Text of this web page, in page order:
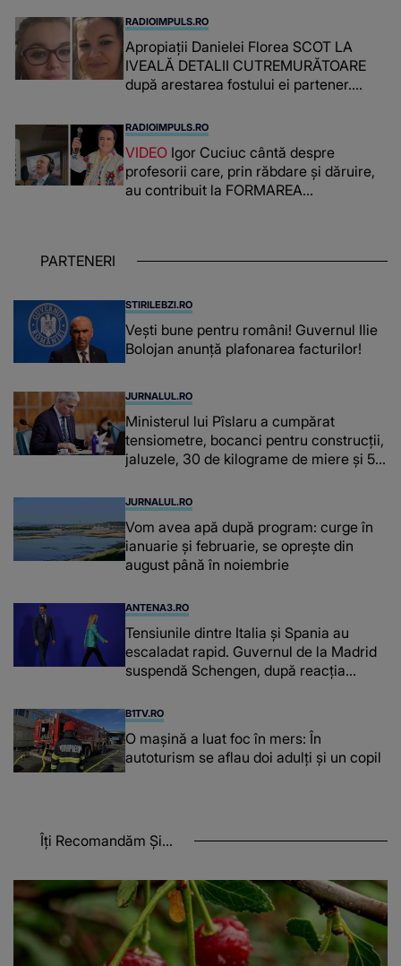
RADIOIMPULS.RO
Apropiații Danielei Florea SCOT LA
IVEALĂ DETALII CUTREMURĂTOARE
după arestarea fostului ei partener.
românca ucisă în Italia și ascunsă în
lada unui pat: " Îmi pare rău că nu am
reușit să fac mai mult pentru ea și..."
RADIOIMPULS.RO
VIDEO Igor Cuciuc cântă despre
profesorii care, prin răbdare și dăruire,
au contribuit la FORMAREA
chiar și după trecerea anilor: "De
PARTENERI
STIRILEBZI.RO
Vești bune pentru români! Guvernul Ilie
Bolojan anunță plafonarea facturilor!
JURNALUL.RO
Ministerul lui Pîslaru a cumpărat
tensiometre, bocanci pentru construcții,
jaluzele, 30 de kilograme de miere și 50
JURNALUL.RO
Vom avea apă după program: curge în
ianuarie și februarie, se oprește din
august până în noiembrie
ANTENA3.RO
Tensiunile dintre Italia și Spania au
escaladat rapid. Guvernul de la Madrid
suspendă Schengen, după reacția
B1TV.RO
O maşină a luat foc în mers: În
autoturism se aflau doi adulți și un copil
Îți Recomandăm Și...